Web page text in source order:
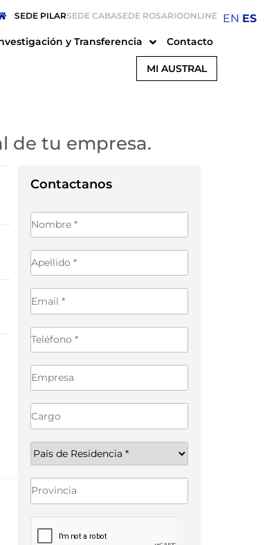
SEDE PILARSEDE CABASEDE ROSARIOONLINE
y Transferencia Contacto
MI AUSTRAL
de tu empresa.
EN ES